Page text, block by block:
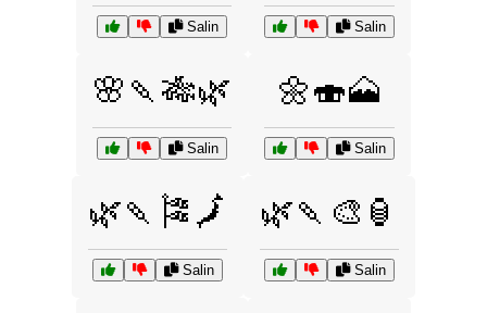
Salin Salin
🌸🍡🎋🌿
Salin
🌼🍣🗻
Salin
🌿🍡🎏🗾
Salin
🌿🍡🎨🏮
Salin